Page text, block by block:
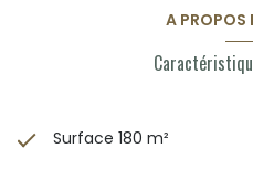
A PROPOS
Surface 180 m²